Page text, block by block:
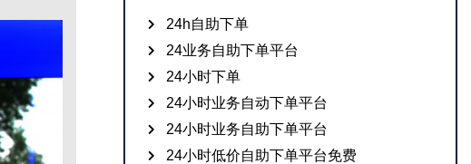
24h自助下单
24业务自助下单平台
24小时下单
24小时业务自动下单平台
24小时业务自助下单平台
24小时低价自助下单平台免费